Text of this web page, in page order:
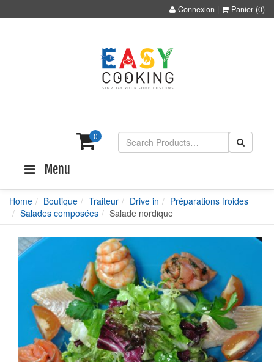
Connexion | Panier (0)
0
Menu
Home Boutique Traiteur Drive in
Préparations froides
Salades composées
Salade nordique